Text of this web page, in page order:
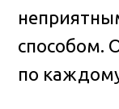
способом.
по